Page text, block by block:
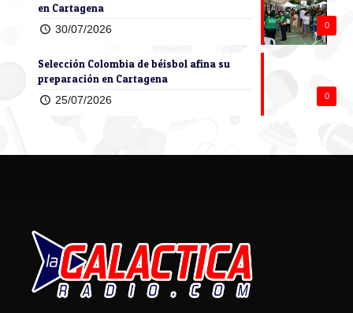
0
en Cartagena
30/07/2026
0
Selección Colombia de béisbol afina su
preparación en Cartagena
25/07/2026